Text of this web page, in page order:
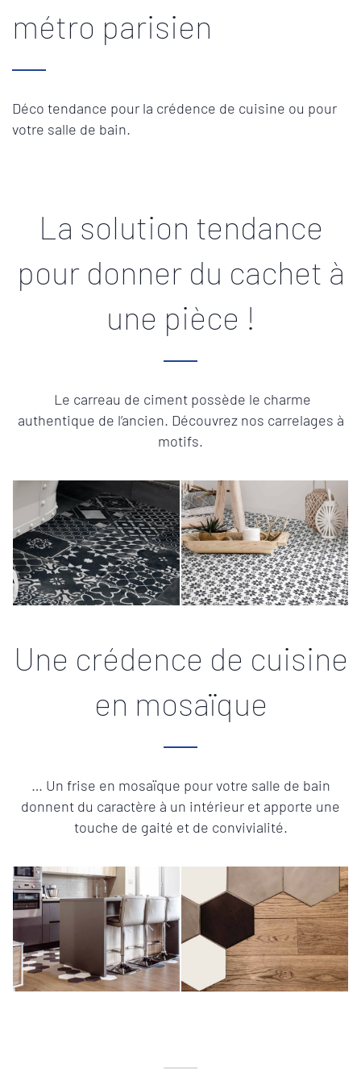
métro parisien
Déco tendance pour la crédence de cuisine ou pour
votre salle de bain.
Une crédence de cuisine
en mosaïque
… Un frise en mosaïque pour votre salle de bain
donnent du caractère à un intérieur et apporte une
touche de gaité et de convivialité.
La solution tendance
pour donner du cachet à
une pièce !
Le carreau de ciment possède le charme
authentique de l’ancien. Découvrez nos carrelages à
motifs.